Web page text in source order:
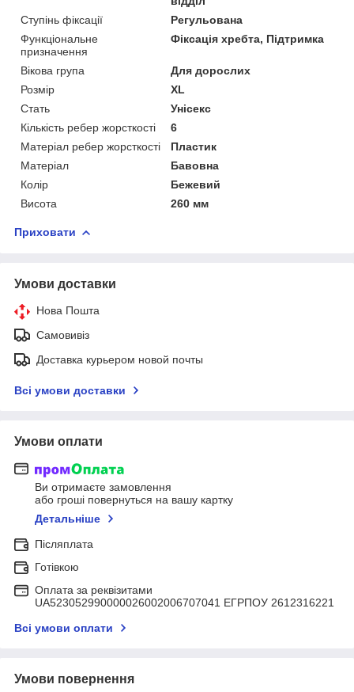
Ступінь фіксації
Регульована
Функціональне
призначення
Фіксація хребта, Підтримка
Вікова група
Для дорослих
Розмір
XL
Стать
Унісекс
Кількість ребер жорсткості
6
Матеріал ребер жорсткості
Пластик
Матеріал
Бавовна
Колір
Бежевий
Висота
260 мм
Приховати
Умови доставки
Нова Пошта
Самовивіз
Доставка курьером новой почты
Всі умови доставки
Умови оплати
Ви отримаєте замовлення
або гроші повернуться на вашу картку
Детальніше
Післяплата
Готівкою
Оплата за реквізитами
UA523052990000026002006707041 ЕГРПОУ 2612316221
Всі умови оплати
Умови повернення